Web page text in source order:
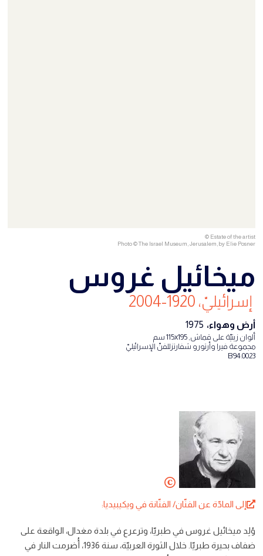
© Estate of the artist
Photo © The Israel Museum, Jerusalem, by Elie Posner
ميخائيل غروس
إسرائيليّ، 1920-2004
أرض وهواء، 1975
ألوان زيتيّة على قماش, 115x195 سم
مجموعة فيرا وأرتورو شفارتزللفنّ الإسرائيليّ
B94.0023
وُلِد ميخائيل غروس في طبريّا، وترعرع في بلدة مغدال، الواقعة على
ضفاف بحيرة طبريّا. خلال الثورة العربيّة، سنة 1936، أُضرمت النار في
إلى المادّة عن الفنّان/ الفنّانة في ويكيبيديا: